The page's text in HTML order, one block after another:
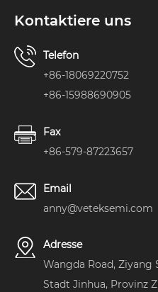
Kontaktiere uns
Telefon
+86-18069220752
+86-15988690905
Fax
+86-579-87223657
Email
anny@veteksemi.com
Adresse
Wangda Road, Ziyang
Stadt Jinhua, Provinz